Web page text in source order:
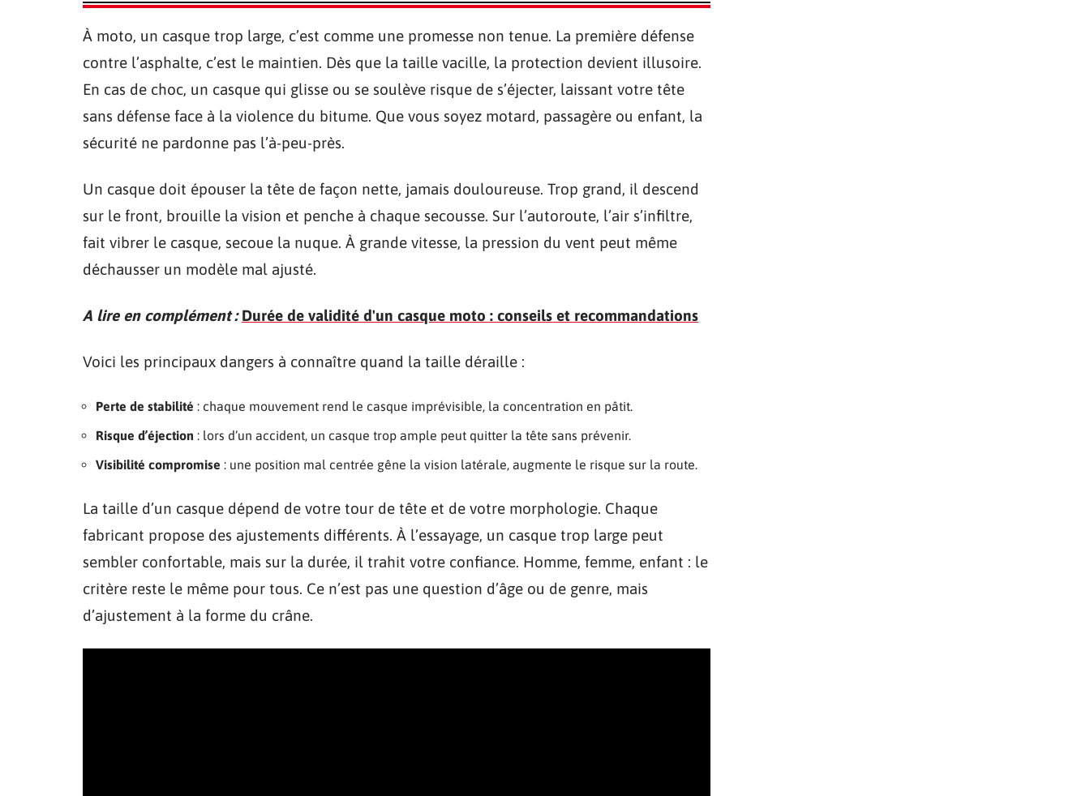
À moto, un casque trop large, c’est comme une promesse non tenue. La première défense
contre l’asphalte, c’est le maintien. Dès que la taille vacille, la protection devient illusoire.
En cas de choc, un casque qui glisse ou se soulève risque de s’éjecter, laissant votre tête
sans défense face à la violence du bitume. Que vous soyez motard, passagère ou enfant, la
sécurité ne pardonne pas l’à-peu-près.
Un casque doit épouser la tête de façon nette, jamais douloureuse. Trop grand, il descend
sur le front, brouille la vision et penche à chaque secousse. Sur l’autoroute, l’air s’infiltre,
fait vibrer le casque, secoue la nuque. À grande vitesse, la pression du vent peut même
déchausser un modèle mal ajusté.
A lire en complément : Durée de validité d'un casque moto : conseils et recommandations
Voici les principaux dangers à connaître quand la taille déraille :
Perte de stabilité : chaque mouvement rend le casque imprévisible, la concentration en pâtit.
Risque d’éjection : lors d’un accident, un casque trop ample peut quitter la tête sans prévenir.
Visibilité compromise : une position mal centrée gêne la vision latérale, augmente le risque sur la route.
La taille d’un casque dépend de votre tour de tête et de votre morphologie. Chaque
fabricant propose des ajustements différents. À l’essayage, un casque trop large peut
sembler confortable, mais sur la durée, il trahit votre confiance. Homme, femme, enfant : le
critère reste le même pour tous. Ce n’est pas une question d’âge ou de genre, mais
d’ajustement à la forme du crâne.